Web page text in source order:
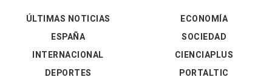
ÚLTIMAS NOTICIAS
ESPAÑA
INTERNACIONAL
DEPORTES
ECONOMÍA
SOCIEDAD
CIENCIAPLUS
PORTALTIC